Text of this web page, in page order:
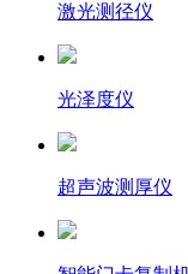
激光测径仪
光泽度仪
超声波测厚仪